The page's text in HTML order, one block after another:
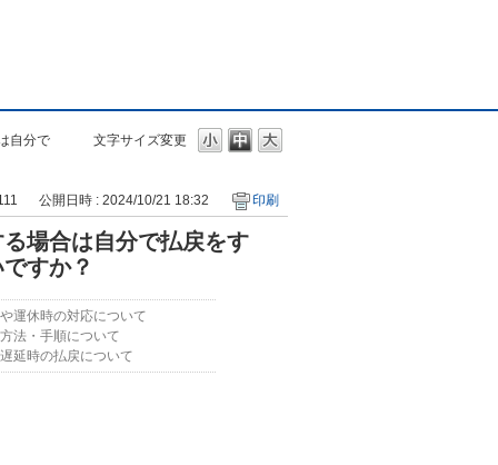
文字サイズ変更
自分で
公開日時 : 2024/10/21 18:32 印刷
場合は自分で払戻をす
すか？
運休時の対応について
法・手順について
延時の払戻について